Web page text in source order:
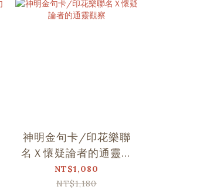
神明金句卡/印花樂聯
名Ｘ懷疑論者的通靈觀
察
NT$1,080
NT$1,180